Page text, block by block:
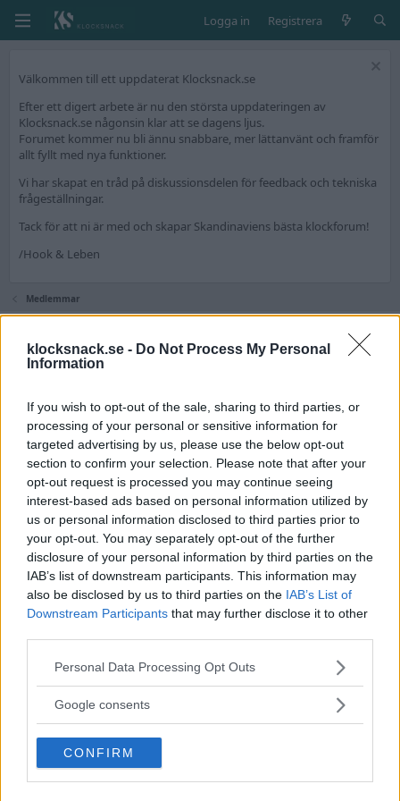
klocksnack.se - Do Not Process My Personal
Information
If you wish to opt-out of the sale, sharing to third parties, or
processing of your personal or sensitive information for
targeted advertising by us, please use the below opt-out
section to confirm your selection. Please note that after your
opt-out request is processed you may continue seeing
interest-based ads based on personal information utilized by
us or personal information disclosed to third parties prior to
your opt-out. You may separately opt-out of the further
disclosure of your personal information by third parties on the
IAB’s list of downstream participants. This information may
also be disclosed by us to third parties on the IAB’s List of
Downstream Participants that may further disclose it to other
Please note that this website/app uses one or more Google
not limited to your visit or usage behaviour. You may click to
use your data for below specified purposes in below Google
consent section.
Personal Data Processing Opt Outs
Google consents
CONFIRM
Logga in Registrera
Välkommen till ett uppdaterat Klocksnack.se
Efter ett digert arbete är nu den största uppdateringen av
Klocksnack.se någonsin klar att se dagens ljus.
Forumet kommer nu bli ännu snabbare, mer lättanvänt och framför
allt fyllt med nya funktioner.
Vi har skapat en tråd på diskussionsdelen för feedback och tekniska
frågeställningar.
Tack för att ni är med och skapar Skandinaviens bästa klockforum!
/Hook & Leben
Medlemmar
solex
Basic·60
Blev medlem 3 Februari 2016
Senast sedd 21 September 2018
107
Reaktionsresultat
240
Sök
Profilinlägg Senaste aktivitet Inlägg
Hej Solex, skulle gärna komma i kontakt med dig angående en klocka.
Vi haft kontakt förut och varit mycket nöjd med de klockor du hjälpt
mig med. Bästa hälsningar Matte (Mattias)
18 November 2017
Hejsan! Det blir 1100 kr med din fråga och om du är intresse, kontaktar